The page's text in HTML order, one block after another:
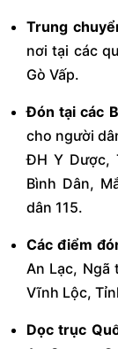
Trung
nơi tại các
Gò Vấp.
Đón tại các
cho người
ĐH Y Dược,
Bình Dân,
dân 115.
Các điểm
An Lạc, Ngã
Vĩnh Lộc,
Dọc trục